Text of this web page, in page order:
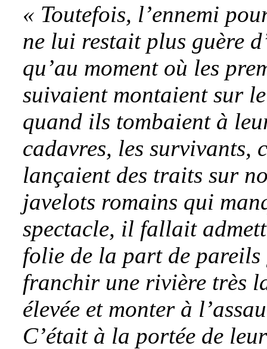
« Toutefois, l’ennemi
ne lui restait plus guère
qu’au moment où les
suivaient montaient sur
quand ils tombaient à
cadavres, les survivants,
lançaient des traits sur
javelots romains qui
spectacle, il fallait
folie de la part de pareils
franchir une rivière très
élevée et monter à
C’était à la portée de